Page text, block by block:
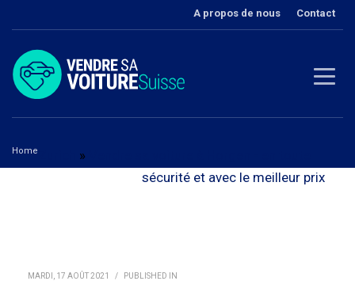
A propos de nous Contact
Home »
sécurité et avec le meilleur prix
MARDI, 17 AOÛT 2021 / PUBLISHED IN